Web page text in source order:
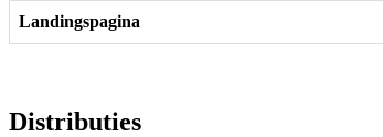
Landingspagina
Distributies